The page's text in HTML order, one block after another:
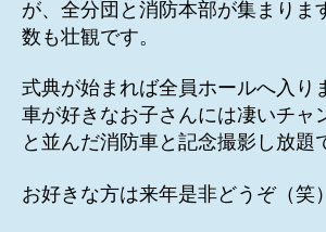
が、全分団と消防本部が集まりま
数も壮観です。
式典が始まれば全員ホールへ入り
車が好きなお子さんには凄いチャ
と並んだ消防車と記念撮影し放題
お好きな方は来年是非どうぞ（笑）